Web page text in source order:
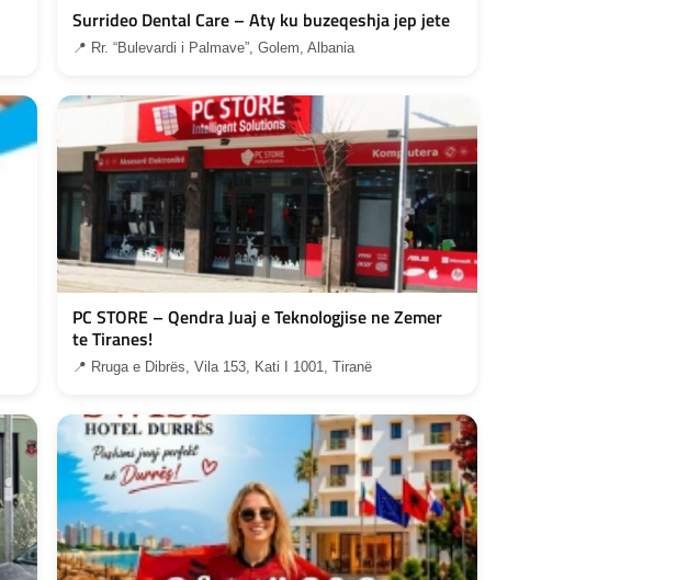
Surrideo Dental Care – Aty ku buzeqeshja jep jete
📍 Rr. “Bulevardi i Palmave”, Golem, Albania
PC STORE – Qendra Juaj e Teknologjise ne Zemer
te Tiranes!
📍 Rruga e Dibrës, Vila 153, Kati I 1001, Tiranë